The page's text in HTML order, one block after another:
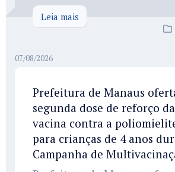
Leia mais
07/08/2026
Prefeitura de Manaus
segunda dose de reforço da
vacina contra a
para crianças de 4 anos
Campanha de